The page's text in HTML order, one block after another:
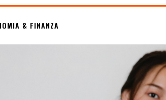
& FINANZA